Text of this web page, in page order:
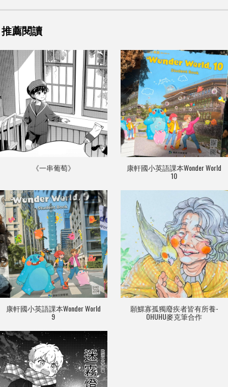
推薦閱讀
《一串葡萄》 康軒國小英語課本Wonder World
10
康軒國小英語課本Wonder World
9
願鰥寡孤獨廢疾者皆有所養-
OHUHU麥克筆合作